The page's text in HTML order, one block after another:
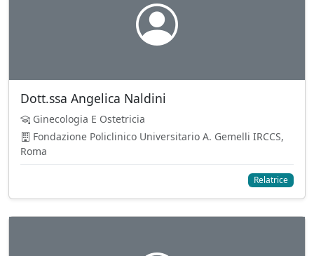
Dott.ssa Angelica Naldini
Ginecologia E Ostetricia
Fondazione Policlinico Universitario A. Gemelli IRCCS,
Roma
Relatrice